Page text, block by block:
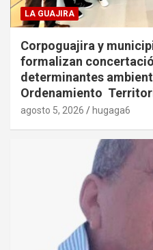
LA GUAJIRA
Corpoguajira y
formalizan
determinantes
Ordenamiento
agosto 5, 2026 hugaga6